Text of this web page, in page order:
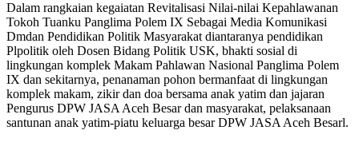
Dalam rangkaian kegaiatan Revitalisasi Nilai-nilai Kepahlawanan
Tokoh Tuanku Panglima Polem IX Sebagai Media Komunikasi
Dmdan Pendidikan Politik Masyarakat diantaranya pendidikan
Plpolitik oleh Dosen Bidang Politik USK, bhakti sosial di
lingkungan komplek Makam Pahlawan Nasional Panglima Polem
IX dan sekitarnya, penanaman pohon bermanfaat di lingkungan
komplek makam, zikir dan doa bersama anak yatim dan jajaran
Pengurus DPW JASA Aceh Besar dan masyarakat, pelaksanaan
santunan anak yatim-piatu keluarga besar DPW JASA Aceh Besarl.